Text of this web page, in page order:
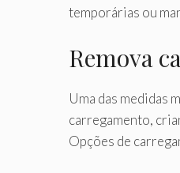
temporárias ou
Remova
Uma das medidas
carregamento,
Opções de